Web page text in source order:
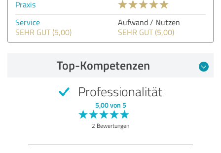
Praxis
Service
SEHR GUT (5,00)
Aufwand / Nutzen
SEHR GUT (5,00)
Top-Kompetenzen
Professionalität
5,00 von 5
2 Bewertungen